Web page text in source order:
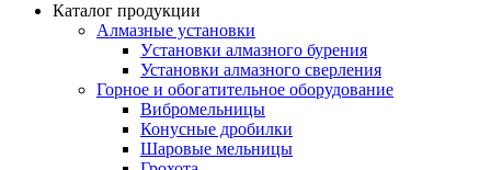
Каталог продукции
Алмазные установки
Уcтановки алмазного бурения
Установки алмазного сверления
Горное и обогатительное оборудование
Вибромельницы
Конусные дробилки
Шаровые мельницы